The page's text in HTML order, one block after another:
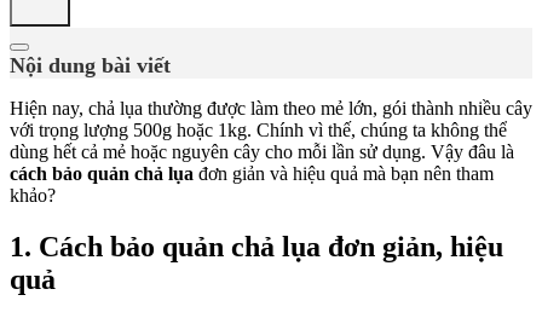
Nội dung bài viết
Hiện nay, chả lụa thường được làm theo mẻ lớn, gói thành nhiều cây
với trọng lượng 500g hoặc 1kg. Chính vì thế, chúng ta không thể
dùng hết cả mẻ hoặc nguyên cây cho mỗi lần sử dụng. Vậy đâu là
cách bảo quản chả lụa đơn giản và hiệu quả mà bạn nên tham
khảo?
1. Cách bảo quản chả lụa đơn giản, hiệu
quả